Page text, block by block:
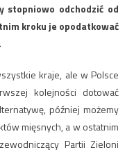
stopniowo odchodzić od
kroku je opodatkować
kraje, ale w Polsce
kolejności dotować
później możemy
mięsnych, a w ostatnim
Partii Zieloni